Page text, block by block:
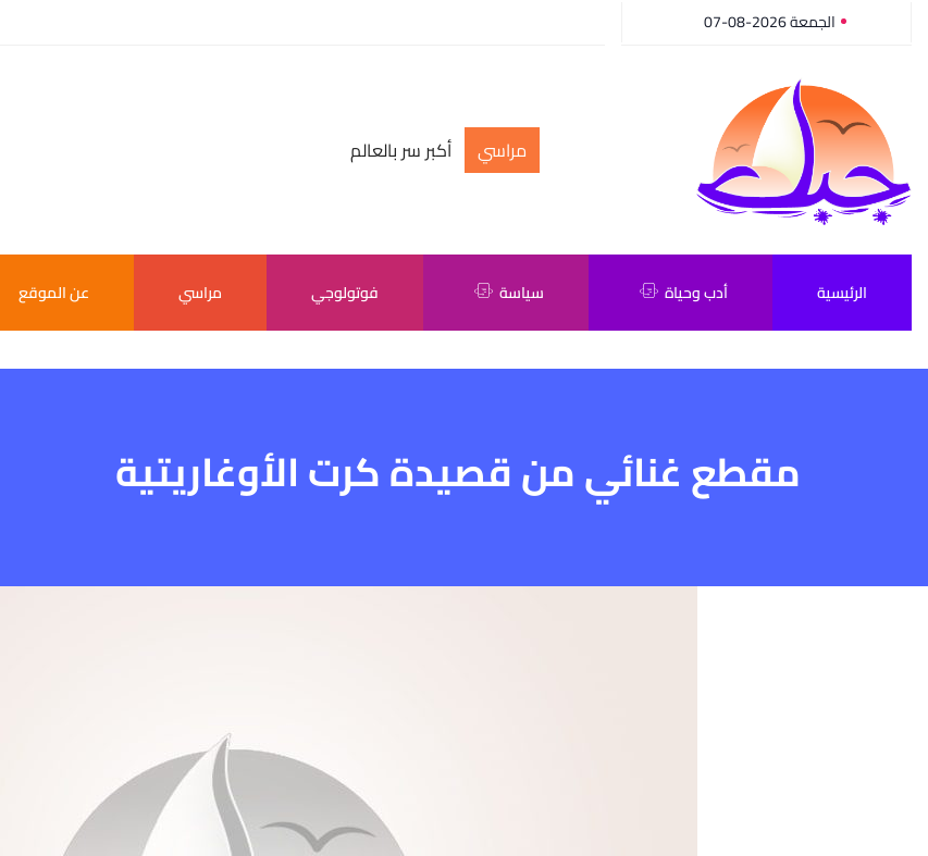
الجمعة 2026-08-07
مراسي أكبر سر بالعالم
الرئيسية أدب وحياة سياسة فوتولوجي مراسي عن الموقع
مقطع غنائي من قصيدة كرت الأوغاريتية